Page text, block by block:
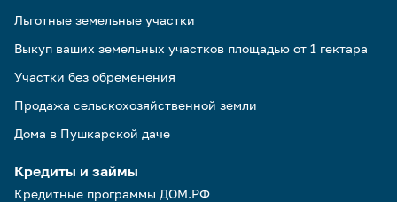
Льготные земельные участки
Выкуп ваших земельных участков площадью от 1 гектара
Участки без обременения
Продажа сельскохозяйственной земли
Дома в Пушкарской даче
Кредиты и займы
Кредитные программы ДОМ.РФ